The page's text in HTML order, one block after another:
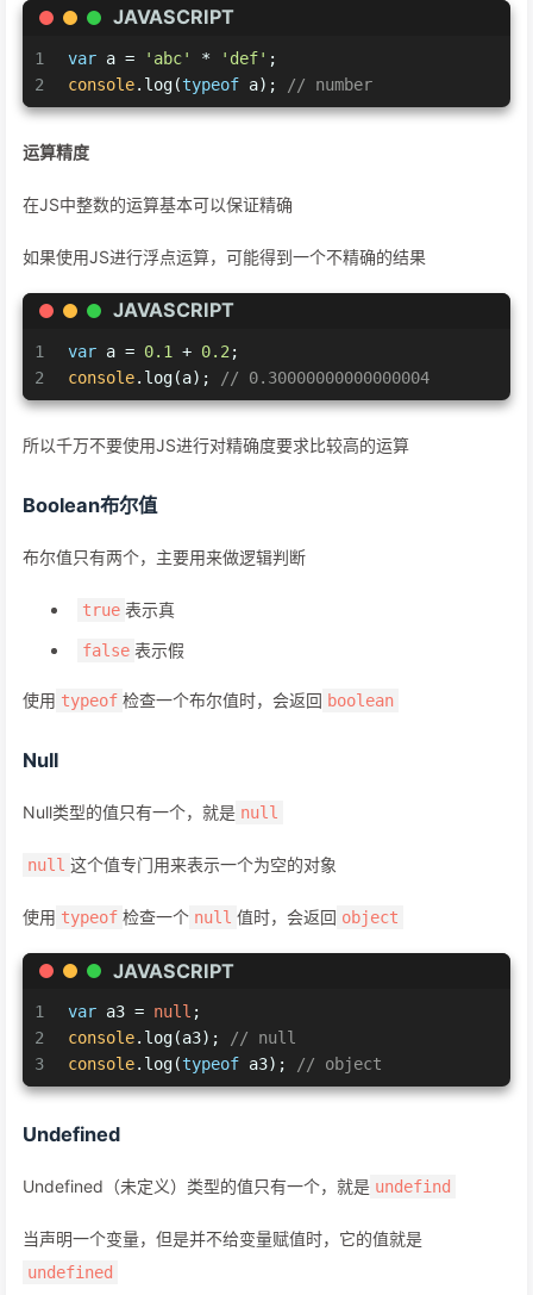
JAVASCRIPT
1
2
var a = 'abc' * 'def' ;
console.log(typeof a); // number
运算精度
在JS中整数的运算基本可以保证精确
如果使用JS进行浮点运算，可能得到一个不精确的结果
JAVASCRIPT
1
2
var a = 0.1 + 0.2 ;
console.log(a); // 0.30000000000000004
所以千万不要使用JS进行对精确度要求比较高的运算
Boolean布尔值
布尔值只有两个，主要用来做逻辑判断
true 表示真
false 表示假
使用 typeof 检查一个布尔值时，会返回 boolean
Null
Null类型的值只有一个，就是 null
null 这个值专门用来表示一个为空的对象
使用 typeof 检查一个 null 值时，会返回 object
JAVASCRIPT
1
2
3
var a3 = null ;
console.log(a3);
// null
console.log(typeof a3); // object
Undefined
Undefined（未定义）类型的值只有一个，就是 undefind
当声明一个变量，但是并不给变量赋值时，它的值就是
undefined